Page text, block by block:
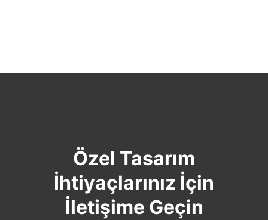
Özel Tasarım
İhtiyaçlarınız İçin
İletişime Geçin